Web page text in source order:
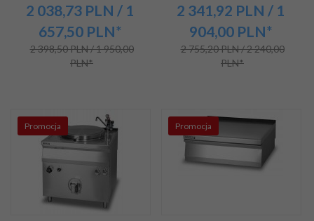
2 038,73 PLN / 1
657,50 PLN*
2 398,50 PLN / 1 950,00
PLN*
2 341,92 PLN / 1
904,00 PLN*
2 755,20 PLN / 2 240,00
PLN*
Promocja Promocja